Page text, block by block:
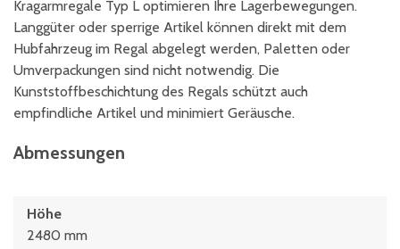
Kragarmregale Typ L optimieren Ihre Lagerbewegungen.
Langgüter oder sperrige Artikel können direkt mit dem
Hubfahrzeug im Regal abgelegt werden, Paletten oder
Umverpackungen sind nicht notwendig. Die
Kunststoffbeschichtung des Regals schützt auch
empfindliche Artikel und minimiert Geräusche.
Abmessungen
Höhe
2480 mm